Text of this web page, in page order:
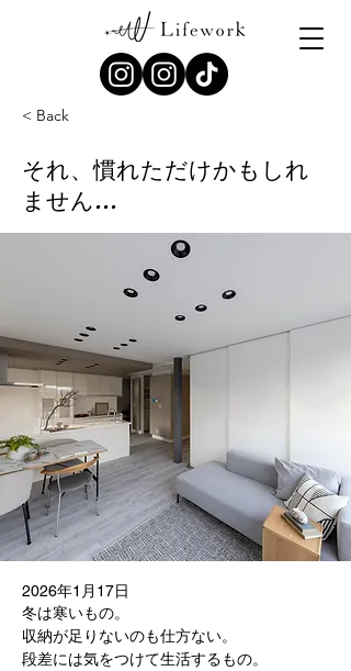
< Back
それ、慣れただけかもしれ
ません...
2026年1月17日
冬は寒いもの。
収納が足りないのも仕方ない。
段差には気をつけて生活するもの。